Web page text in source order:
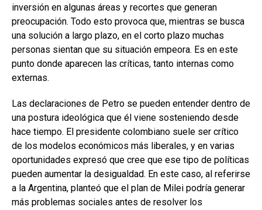
inversión en algunas áreas y recortes que generan
preocupación. Todo esto provoca que, mientras se busca
una solución a largo plazo, en el corto plazo muchas
personas sientan que su situación empeora. Es en este
punto donde aparecen las críticas, tanto internas como
externas.
Las declaraciones de Petro se pueden entender dentro de
una postura ideológica que él viene sosteniendo desde
hace tiempo. El presidente colombiano suele ser crítico
de los modelos económicos más liberales, y en varias
oportunidades expresó que cree que ese tipo de políticas
pueden aumentar la desigualdad. En este caso, al referirse
a la Argentina, planteó que el plan de Milei podría generar
más problemas sociales antes de resolver los